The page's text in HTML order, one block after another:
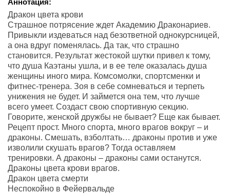
Аннотация:
Дракон цвета крови
Страшное потрясение ждет Академию Драконариев.
Привыкли издеваться над безответной однокурсницей,
а она вдруг поменялась. Да так, что страшно
становится. Результат жестокой шутки привел к тому,
что душа Каэтаны ушла, и в ее теле оказалась душа
женщины иного мира. Комсомолки, спортсменки и
фитнес-тренера. Зоя в себе сомневаться и терпеть
унижения не будет. И займется она тем, что лучше
всего умеет. Создаст свою спортивную секцию.
Говорите, женской дружбы не бывает? Еще как бывает.
Рецепт прост. Много спорта, много врагов вокруг – и
драконы. Смешать, взболтать… драконы против и уже
изволили скушать врагов? Тогда оставляем
тренировки. А драконы – драконы сами останутся.
Драконы цвета крови врагов.
Дракон цвета смерти
Неспокойно в Фейервальде